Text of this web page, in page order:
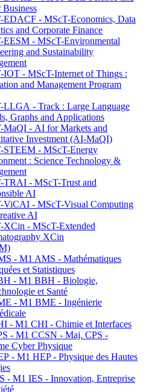
EDACF - MScT-Economics, Data
and Corporate Finance
EESM - MScT-Environmental
and Sustainability
IOT - MScT-Internet of Things :
and Management Program
LLGA - Track : Large Language
Graphs and Applications
MaQI - AI for Markets and
Investment (AI-MaQI)
STEEM - MScT-Energy
: Science Technology &
TRAI - MScT-Trust and
AI
ViCAI - MScT-Visual Computing
AI
XCin - MScT-Extended
XCin
- M1 AMS - Mathématiques
et Statistiques
- M1 BBH - Biologie,
et Santé
- M1 BME - Ingénierie
- M1 CHI - Chimie et Interfaces
- M1 CCSN - Maj. CPS -
Cyber Physique
- M1 HEP - Physique des Hautes
- M1 IES - Innovation, Entreprise